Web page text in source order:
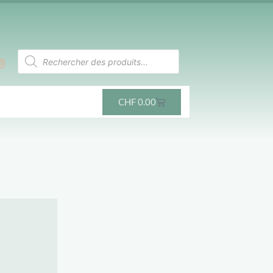
CHF0.00